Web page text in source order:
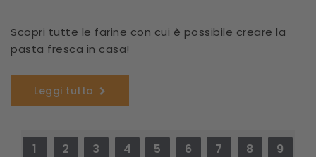
Scopri tutte le farine con cui è possibile creare la
pasta fresca in casa!
Leggi tutto
1 2 3 4 5 6 7 8
9